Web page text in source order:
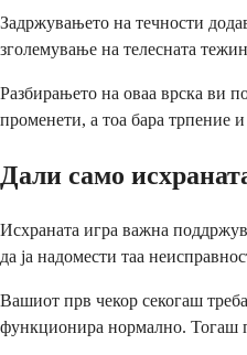
Задржувањето на течности
зголемување на телесната
Разбирањето на оваа врска ви
променети, а тоа бара трпение
Дали само
Исхраната игра важна
да ја надомести таа
Вашиот прв чекор секогаш
функционира нормално. Тогаш